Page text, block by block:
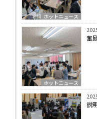
ホットニュース
ホットニュース
奮
説